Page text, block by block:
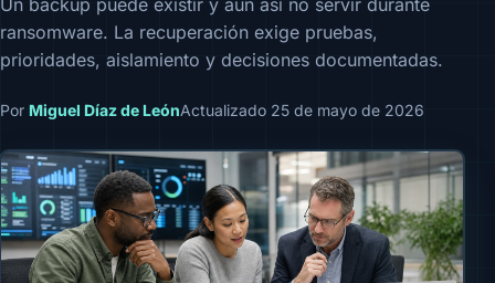
Un backup puede existir y aun así no servir durante
ransomware. La recuperación exige pruebas,
prioridades, aislamiento y decisiones documentadas.
Por Miguel Díaz de LeónActualizado 25 de mayo de 2026